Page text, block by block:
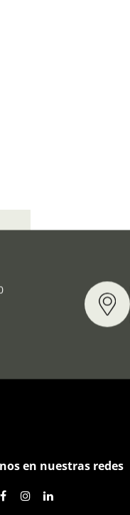
en nuestras redes